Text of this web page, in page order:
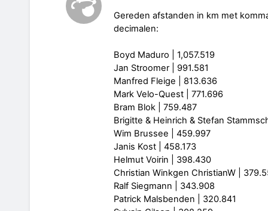
Gereden afstanden in km met
decimalen:
Boyd Maduro | 1,057.519
Jan Stroomer | 991.581
Manfred Fleige | 813.636
Mark Velo-Quest | 771.696
Bram Blok | 759.487
Brigitte & Heinrich & Stefan
Wim Brussee | 459.997
Janis Kost | 458.173
Helmut Voirin | 398.430
Christian Winkgen ChristianW |
Ralf Siegmann | 343.908
Patrick Malsbenden | 320.841